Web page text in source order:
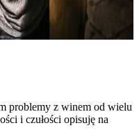
problemy z winem od wielu
i czułości opisuję na